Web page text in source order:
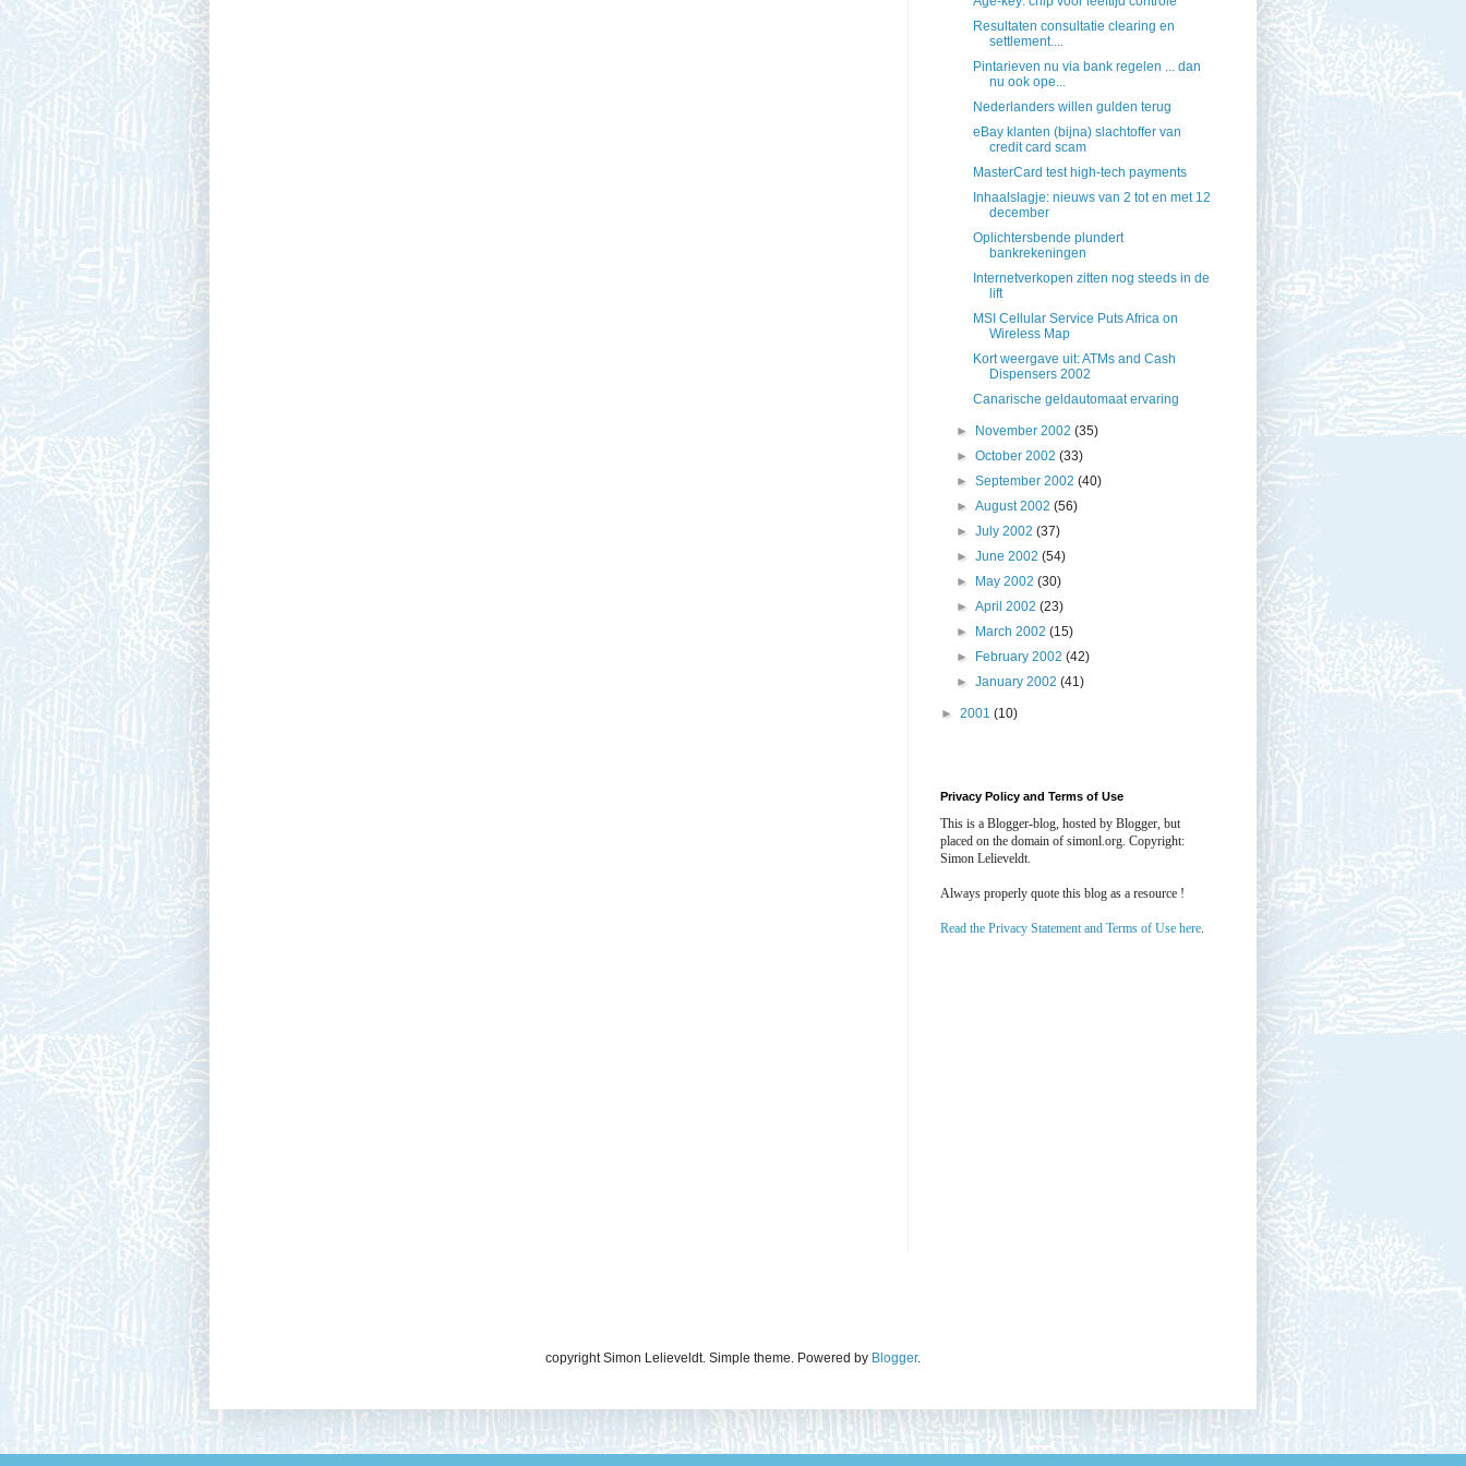
Resultaten consultatie clearing en
settlement....
Pintarieven nu via bank regelen ... dan
nu ook ope...
Nederlanders willen gulden terug
eBay klanten (bijna) slachtoffer van
credit card scam
MasterCard test high-tech payments
Inhaalslagje: nieuws van 2 tot en met 12
december
Oplichtersbende plundert
bankrekeningen
Internetverkopen zitten nog steeds in de
lift
MSI Cellular Service Puts Africa on
Wireless Map
Kort weergave uit: ATMs and Cash
Dispensers 2002
Canarische geldautomaat ervaring
► November 2002(35)
►October 2002(33)
►September 2002(40)
►August 2002(56)
►July 2002(37)
►June 2002(54)
►
May 2002(30)
►April 2002(23)
►
March 2002(15)
►
February 2002(42)
►January 2002(41)
► 2001 (10)
Privacy Policy and Terms of Use
This is a Blogger-blog, hosted by Blogger, but
placed on the domain of simonl.org. Copyright:
Simon Lelieveldt.
Always properly quote this blog as a resource !
Read the Privacy Statement and Terms of Use here.
copyright Simon Lelieveldt. Simple theme. Powered by Blogger.